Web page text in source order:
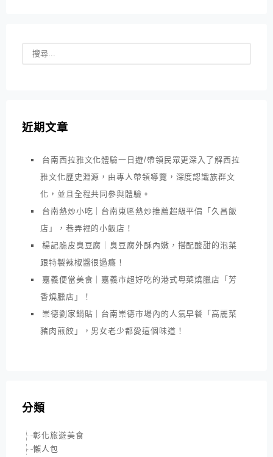
近期文章
台南西拉雅文化體驗一日遊/帶領民眾更深入了解西拉
雅文化歷史淵源，由專人帶領導覽，深度認識族群文
化，並且全程共同參與體驗。
台南熱炒小吃｜台南東區熱炒推薦超級平價「久昌飯
店」，巷弄裡的小飯店！
楊記脆皮臭豆腐｜臭豆腐外酥內嫩，搭配酸甜的泡菜
跟特製辣椒醬很過癮！
嘉義便當美食｜嘉義市超好吃的港式粵菜燒臘店「芳
香燒臘店」！
崇德劉家鍋貼｜台南崇德市場內的人氣早餐「高麗菜
豬肉煎餃」，男女老少都愛這個味道！
分類
彰化旅遊美食
懶人包